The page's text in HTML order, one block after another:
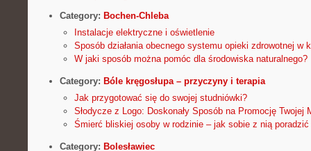
Category: Bochen-Chleba
Instalacje elektryczne i oświetlenie
Sposób działania obecnego systemu opieki zdrowotnej w
W jaki sposób można pomóc dla środowiska naturalnego?
Category: Bóle kręgosłupa – przyczyny i terapia
Jak przygotować się do swojej studniówki?
Słodycze z Logo: Doskonały Sposób na Promocję Twojej
Śmierć bliskiej osoby w rodzinie – jak sobie z nią poradzić
Category: Bolesławiec